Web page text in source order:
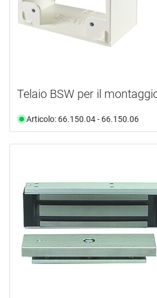
Telaio BSW per il
Articolo: 66.150.04 - 66.150.06